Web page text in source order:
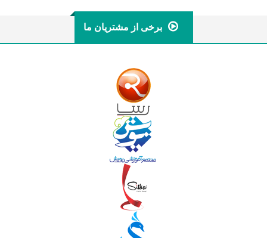
برخی از مشتریان ما